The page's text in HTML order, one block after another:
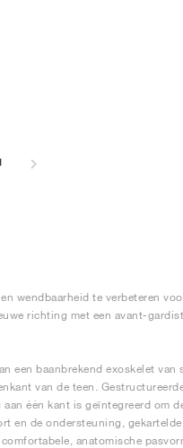
wendbaarheid te verbeteren
richting met een avant-
een baanbrekend exoskelet
van de teen.
één kant is geïntegreerd om
en de ondersteuning,
anatomische